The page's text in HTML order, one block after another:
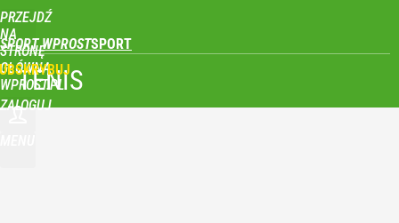
PRZEJDŹ
NA
STRONĘ
GŁÓWNĄ
WPROST.PL
SPORT WPROST
ZALOGUJ
TENIS